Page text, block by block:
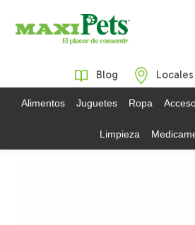
Blog Locales
Alimentos Juguetes Ropa
Limpieza